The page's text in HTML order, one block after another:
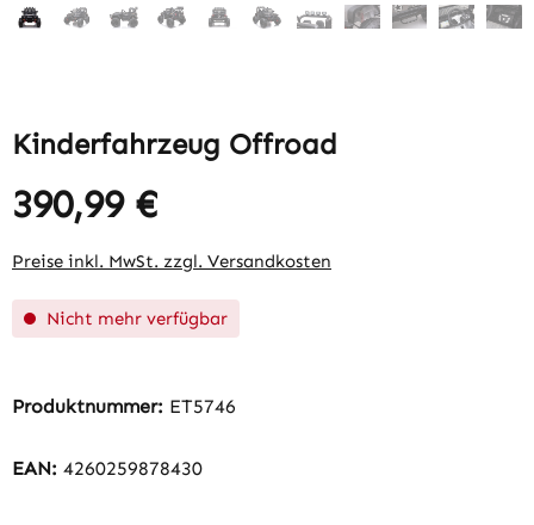
Kinderfahrzeug Offroad
Regulärer Preis:
390,99 €
Preise inkl. MwSt. zzgl. Versandkosten
Nicht mehr verfügbar
Produktnummer: ET5746
EAN: 4260259878430